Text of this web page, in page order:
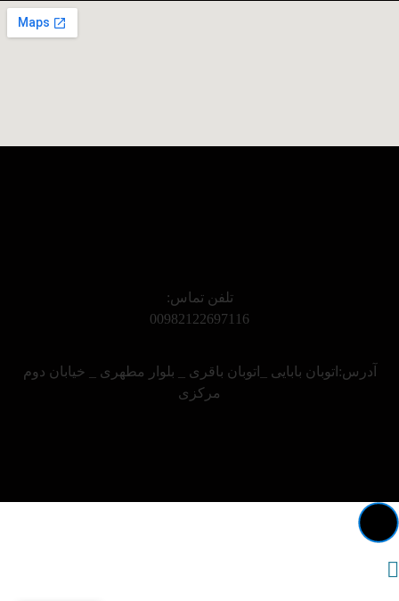
تلفن تماس:
00982122697116
آدرس:اتوبان بابایی _اتوبان باقری _ بلوار مطهری _ خیابان دوم
مرکزی